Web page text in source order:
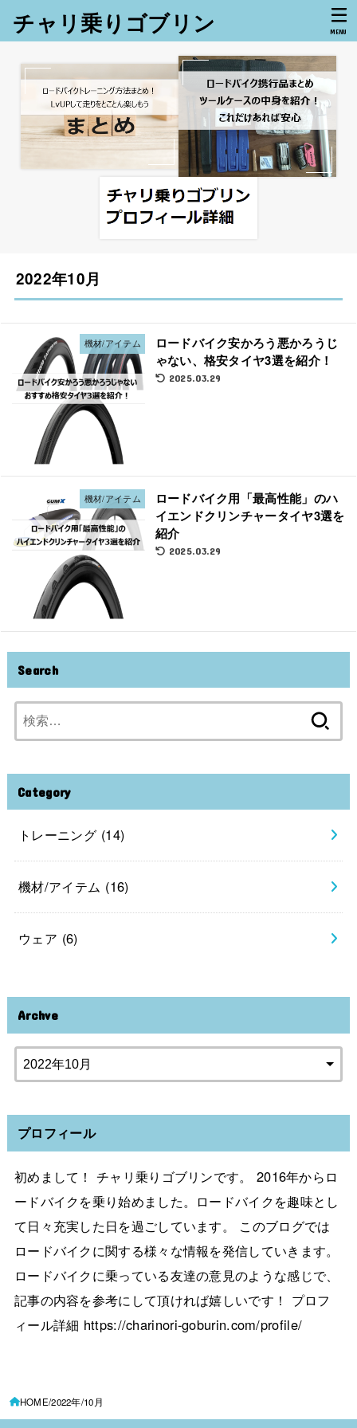
チャリ乗りゴブリン MENU
2022年10月
機材/アイテム
ロードバイク安かろう悪かろうじ
ゃない、格安タイヤ3選を紹介！
2025.03.29
機材/アイテム
ロードバイク用「最高性能」のハ
イエンドクリンチャータイヤ3選を
紹介
2025.03.29
Search
索:
Category
トレーニング (14)
機材/アイテム (16)
ウェア (6)
Archve
プロフィール
初めまして！ チャリ乗りゴブリンです。 2016年からロ
ードバイクを乗り始めました。ロードバイクを趣味とし
て日々充実した日を過ごしています。 このブログでは
ロードバイクに関する様々な情報を発信していきます。
ロードバイクに乗っている友達の意見のような感じで、
記事の内容を参考にして頂ければ嬉しいです！ プロフ
ィール詳細 https://charinori-goburin.com/profile/
HOME 2022年 10月